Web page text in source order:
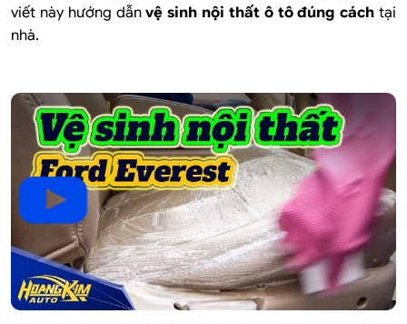
viết này hướng dẫnvệ sinh nội thất ô tô đúng cách tại
nhà.